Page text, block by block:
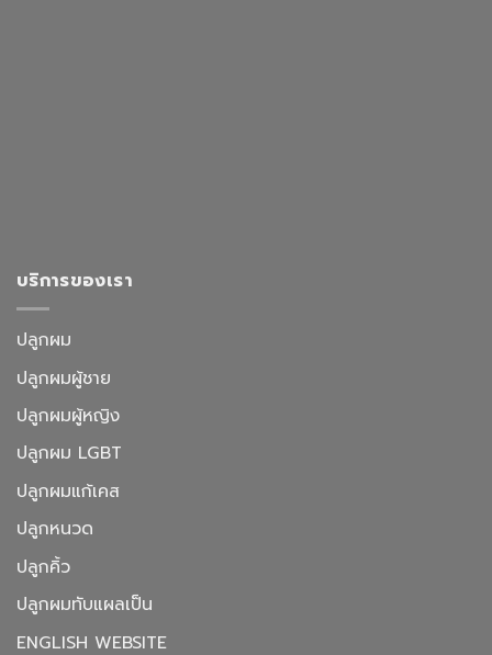
บริการของเรา
ปลูกผม
ปลูกผมผู้ชาย
ปลูกผมผู้หญิง
ปลูกผม LGBT
ปลูกผมแก้เคส
ปลูกหนวด
ปลูกคิ้ว
ปลูกผมทับแผลเป็น
ENGLISH WEBSITE